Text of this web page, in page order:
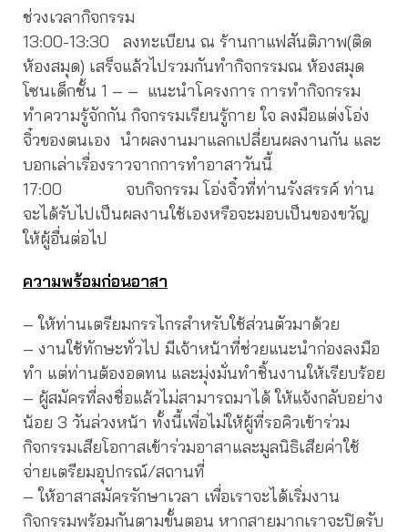
ช่วงเวลากิจกรรม
13:00-13:30 ลงทะเบียน ณ ร้านกาแฟสันติภาพ(ติด
ห้องสมุด) เสร็จแล้วไปรวมกันทำกิจกรรมณ ห้องสมุด
โซนเด็กชั้น 1 – – แนะนำโครงการ การทำกิจกรรม
ทำความรู้จักกัน กิจกรรมเรียนรู้กาย ใจ ลงมือแต่งโอ่ง
จิ๋วของตนเอง นำผลงานมาแลกเปลี่ยนผลงานกัน และ
บอกเล่าเรื่องราวจากการทำอาสาวันนี้
17:00 จบกิจกรรม โอ่งจิ๋วที่ท่านรังสรรค์ ท่าน
จะได้รับไปเป็นผลงานใช้เองหรือจะมอบเป็นของขวัญ
ให้ผู้อื่นต่อไป
ความพร้อมก่อนอาสา
– ให้ท่านเตรียมกรรไกรสำหรับใช้ส่วนตัวมาด้วย
– งานใช้ทักษะทั่วไป มีเจ้าหน้าที่ช่วยแนะนำก่องลงมือ
ทำ แต่ท่านต้องอดทน และมุ่งมั่นทำชิ้นงานให้เรียบร้อย
– ผู้สมัครที่ลงชื่อแล้วไม่สามารถมาได้ ให้แจ้งกลับอย่าง
น้อย 3 วันล่วงหน้า ทั้งนี้เพื่อไม่ให้ผู้ที่รอคิวเข้าร่วม
กิจกรรมเสียโอกาสเข้าร่วมอาสาและมูลนิธิเสียค่าใช้
จ่ายเตรียมอุปกรณ์/สถานที่
– ให้อาสาสมัครรักษาเวลา เพื่อเราจะได้เริ่มงาน
กิจกรรมพร้อมกันตามขั้นตอน หากสายมากเราจะปิดรับ